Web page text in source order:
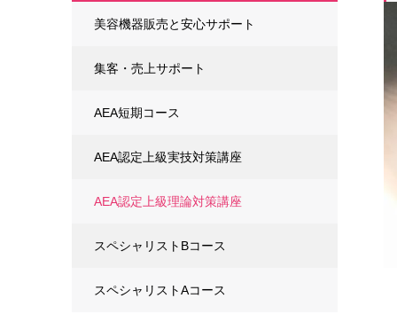
美容機器販売と安心サポート
集客・売上サポート
AEA短期コース
AEA認定上級実技対策講座
AEA認定上級理論対策講座
スペシャリストBコース
スペシャリストAコース